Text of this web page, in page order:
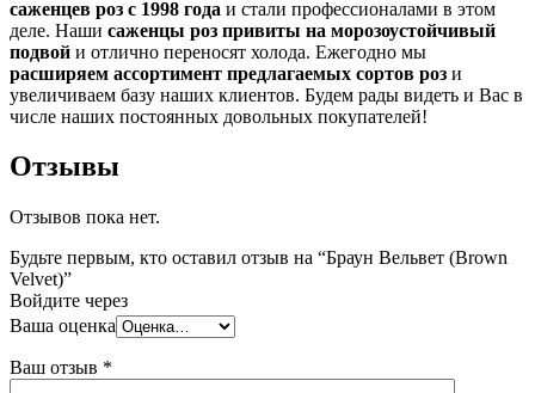
саженцев роз с 1998 года и стали профессионалами в этом
деле. Наши саженцы роз привиты на морозоустойчивый
подвой и отлично переносят холода. Ежегодно мы
расширяем ассортимент предлагаемых сортов роз и
увеличиваем базу наших клиентов. Будем рады видеть и Вас в
числе наших постоянных довольных покупателей!
Отзывы
Отзывов пока нет.
Будьте первым, кто оставил отзыв на “Браун Вельвет (Brown
Velvet)”
Войдите через
Ваша оценка
Ваш отзыв *